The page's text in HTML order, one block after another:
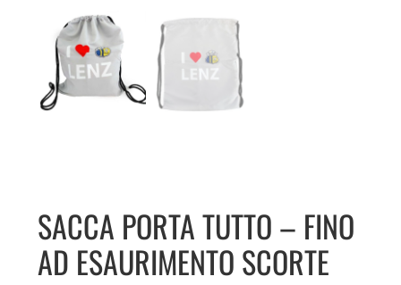
SACCA PORTA TUTTO – FINO
AD ESAURIMENTO SCORTE